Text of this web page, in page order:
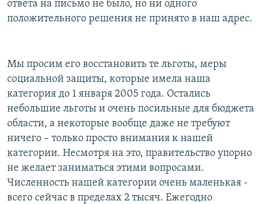
ответа на письмо не было, но ни одного
положительного решения не принято в наш адрес.
Мы просим его восстановить те льготы, меры
социальной защиты, которые имела наша
категория до 1 января 2005 года. Остались
небольшие льготы и очень посильные для бюджета
области, а некоторые вообще даже не требуют
ничего – только просто внимания к нашей
категории. Несмотря на это, правительство упорно
не желает заниматься этими вопросами.
Численность нашей категории очень маленькая -
всего сейчас в пределах 2 тысяч. Ежегодно